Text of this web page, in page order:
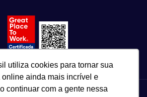
utiliza cookies para tornar sua
ainda mais incrível e
continuar com a gente nessa